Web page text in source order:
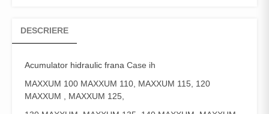
DESCRIERE
Acumulator hidraulic frana Case ih
MAXXUM 100 MAXXUM 110, MAXXUM 115, 120
MAXXUM , MAXXUM 125,